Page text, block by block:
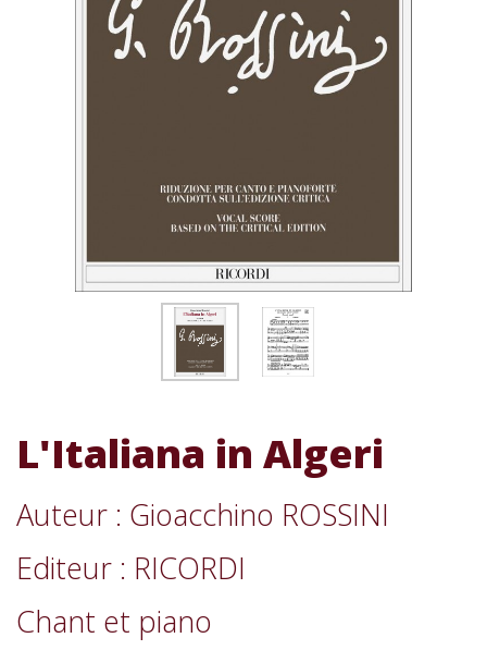
L'Italiana in Algeri
Auteur : Gioacchino ROSSINI
Editeur : RICORDI
Chant et piano